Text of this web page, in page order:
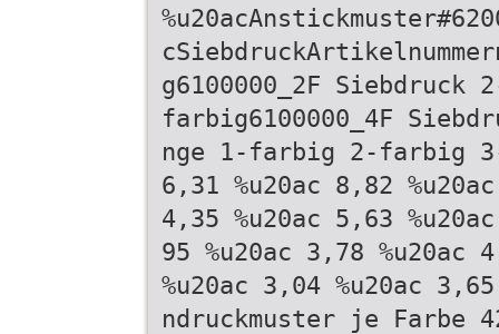
g6100000_2F Siebdruck
farbig6100000_4F
nge 1-farbig 2-farbig
6,31 %u20ac 8,82
4,35 %u20ac 5,63
95 %u20ac 3,78 %u20ac
%u20ac 3,04 %u20ac
ndruckmuster je Farbe